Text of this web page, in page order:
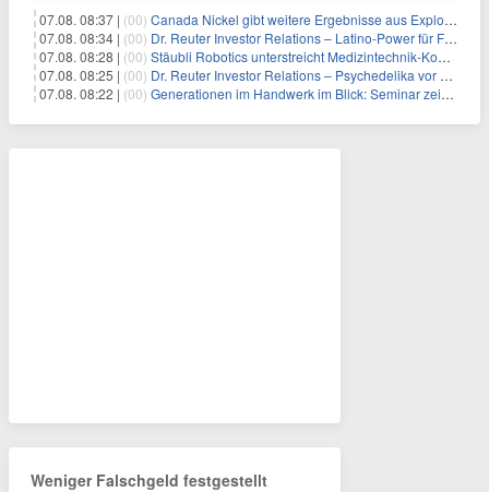
07.08. 08:37 | (00) Canada Nickel gibt weitere Ergebnisse aus Explorationsbohrungen sowie die bislang hochgradigsten Abschnitte im Reid-Nickelsulfid-Projekt bekannt
07.08. 08:34 | (00) Dr. Reuter Investor Relations – Latino-Power für Frequentis
07.08. 08:28 | (00) Stäubli Robotics unterstreicht Medizintechnik-Kompetenz
07.08. 08:25 | (00) Dr. Reuter Investor Relations – Psychedelika vor dem Milliarden-Durchbruch: Warum Eli Lillys Deal den Beginn eines neuen Therapiemarktes markieren könnte
07.08. 08:22 | (00) Generationen im Handwerk im Blick: Seminar zeigt praxisnahe Strategien zur Führung
Weniger Falschgeld festgestellt